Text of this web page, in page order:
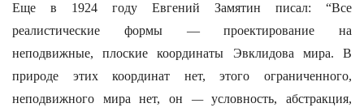
Еще в 1924 году Евгений Замятин писал: “Все
реалистические формы — проектирование на
неподвижные, плоские координаты Эвклидова мира. В
природе этих координат нет, этого ограниченного,
неподвижного мира нет, он —условность, абстракция,